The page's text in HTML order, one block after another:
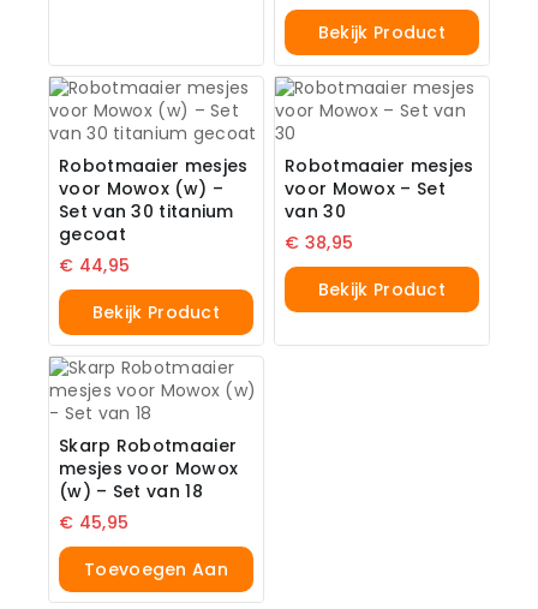
Bekijk Product
Robotmaaier mesjes
voor Mowox (w) –
Set van 30 titanium
gecoat
€ 44,95
Bekijk Product
Robotmaaier mesjes
voor Mowox – Set
van 30
€ 38,95
Bekijk Product
Skarp Robotmaaier
mesjes voor Mowox
(w) – Set van 18
€ 45,95
Toevoegen Aan
Winkelwagen